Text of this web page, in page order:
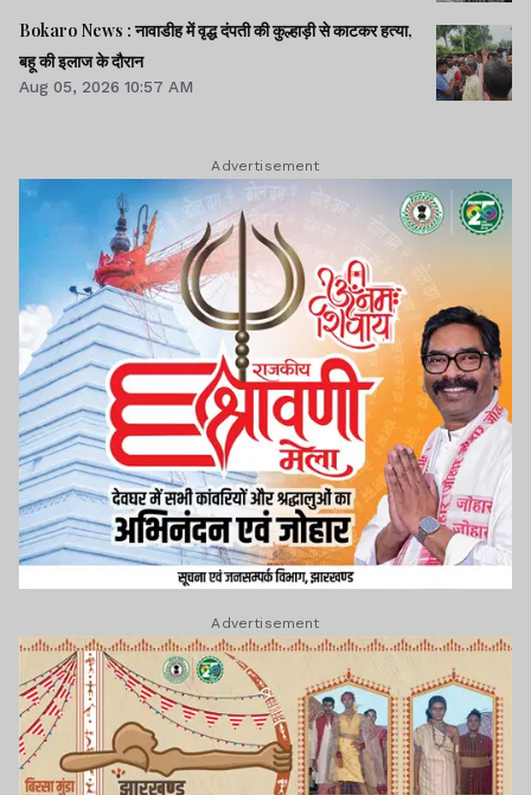
Bokaro News : नावाडीह में वृद्ध दंपती की कुल्हाड़ी से काटकर हत्या,
बहू की इलाज के दौरान
Aug 05, 2026 10:57 AM
Advertisement
Advertisement